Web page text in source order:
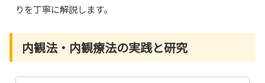
りを丁寧に解説します。
内観法・内観療法の実践と研究